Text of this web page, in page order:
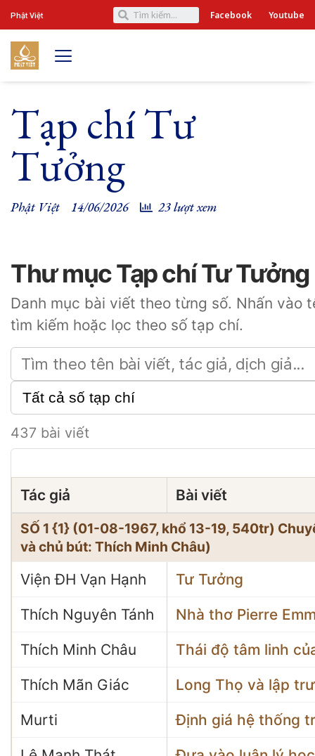
Phật Việt Facebook Youtube
Tạp chí Tư
Tưởng
Phật Việt 14/06/2026 23 lượt xem
Thư mục Tạp chí Tư Tưởng
Danh mục bài viết theo từng số. Nhấn vào
tìm kiếm hoặc lọc theo số tạp chí.
437 bài viết
Tác giả Bài viết
SỐ 1 {1} (01-08-1967, khổ 13-19, 540tr)
và chủ bút: Thích Minh Châu)
Viện ĐH Vạn Hạnh
Tư Tưởng
Thích Nguyên Tánh
Nhà thơ Pierre
Thích Minh Châu
Thái độ tâm linh
Thích Mãn Giác
Long Thọ và lập
Murti
Định giá hệ thống